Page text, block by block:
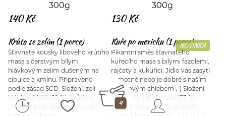
4
300g
140 Kč
300g
130 Kč
Krůta se zelím (1 porce)
Šťavnaté kousky libového krůtího
masa s čerstvým bílým
hlávkovým zelím dušeným na
cibulce a kmínu. Připraveno
podle zásad SCD. Složení: zelí
hlávkové bílé (60 %), krůtí maso
(33 %), cibule, olej řepkový, sůl
NOVINKA
Kuře po mexicku (1 porce)
Pikantní směs šťavnatého
kuřecího masa s bílými fazolemi,
rajčaty a kukuřicí. Jídlo vás zasytí
samotné nebo je dobré s naším
kváskovým chlebem ;-) Složení:
kuřecí stehenní maso (33 %),
drůbeží vývar (voda, drůbeží